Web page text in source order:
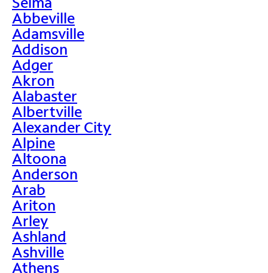
Abbeville
Adamsville
Addison
Adger
Akron
Alabaster
Albertville
Alexander City
Alpine
Altoona
Anderson
Arab
Ariton
Arley
Ashland
Ashville
Athens